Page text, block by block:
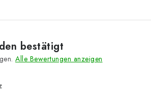
bestätigt
Alle Bewertungen anzeigen